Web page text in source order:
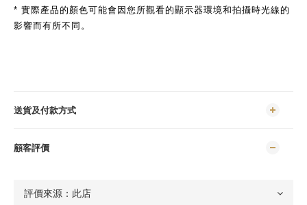
* 實際產品的顏色可能會因您所觀看的顯示器環境和拍攝時光線的
影響而有所不同。
送貨及付款方式
顧客評價